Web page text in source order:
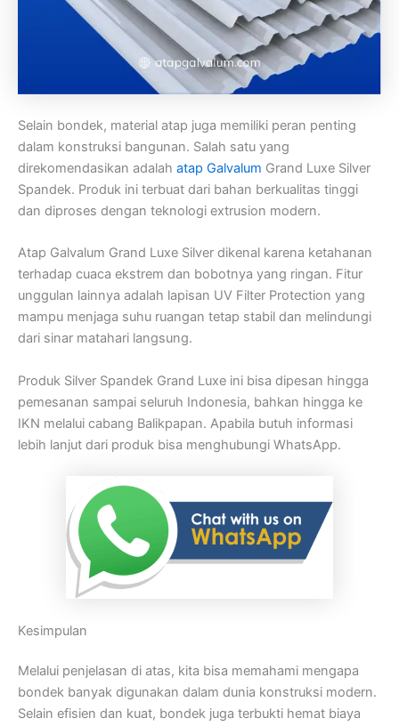
Selain bondek, material atap juga memiliki peran penting
dalam konstruksi bangunan. Salah satu yang
direkomendasikan adalah atap Galvalum Grand Luxe Silver
Spandek. Produk ini terbuat dari bahan berkualitas tinggi
dan diproses dengan teknologi extrusion modern.
Atap Galvalum Grand Luxe Silver dikenal karena ketahanan
terhadap cuaca ekstrem dan bobotnya yang ringan. Fitur
unggulan lainnya adalah lapisan UV Filter Protection yang
mampu menjaga suhu ruangan tetap stabil dan melindungi
dari sinar matahari langsung.
Produk Silver Spandek Grand Luxe ini bisa dipesan hingga
pemesanan sampai seluruh Indonesia, bahkan hingga ke
IKN melalui cabang Balikpapan. Apabila butuh informasi
lebih lanjut dari produk bisa menghubungi WhatsApp.
Kesimpulan
Melalui penjelasan di atas, kita bisa memahami mengapa
bondek banyak digunakan dalam dunia konstruksi modern.
Selain efisien dan kuat, bondek juga terbukti hemat biaya